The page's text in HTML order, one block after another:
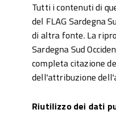
Tutti i contenuti di
del FLAG Sardegna
di altra fonte. La
Sardegna Sud
completa citazione
dell'attribuzione
Riutilizzo dei dati